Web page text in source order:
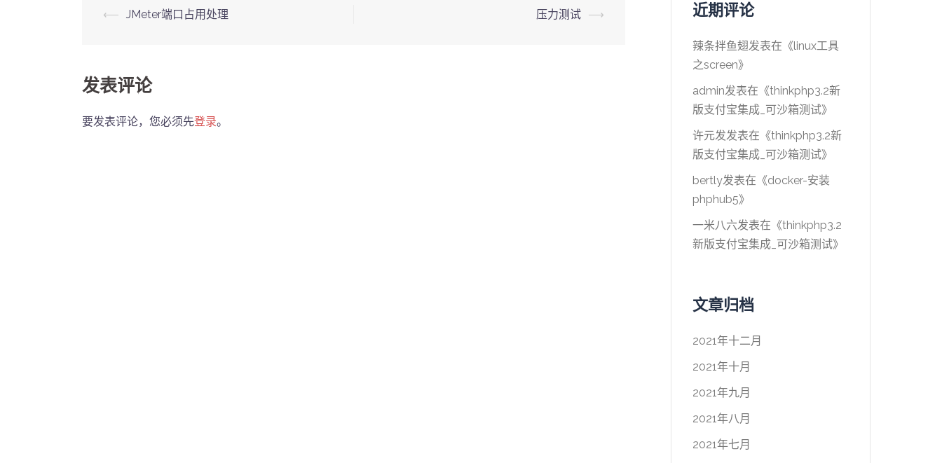
Post
⟵ JMeter端口占用处理 压力测试 ⟶
发表评论
要发表评论，您必须先登录。
近期评论
辣条拌鱼翅发表在《linux工具
之screen》
admin发表在《thinkphp3.2新
版支付宝集成_可沙箱测试》
许元发发表在《thinkphp3.2新
版支付宝集成_可沙箱测试》
bertly发表在《docker-安装
phphub5》
一米八六发表在《thinkphp3.2
新版支付宝集成_可沙箱测试》
文章归档
2021年十二月
2021年十月
2021年九月
2021年八月
2021年七月